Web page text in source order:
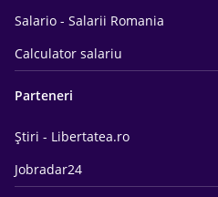
Salario - Salarii Romania
Calculator salariu
Parteneri
Știri - Libertatea.ro
Jobradar24